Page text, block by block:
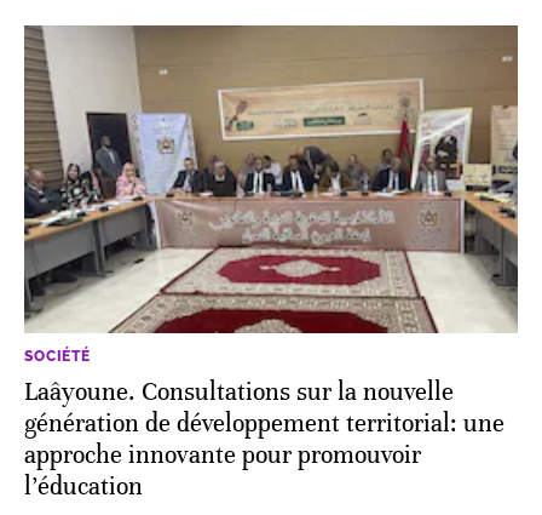
SOCIÉTÉ
Laâyoune. Consultations sur la nouvelle
génération de développement territorial: une
approche innovante pour promouvoir
l’éducation